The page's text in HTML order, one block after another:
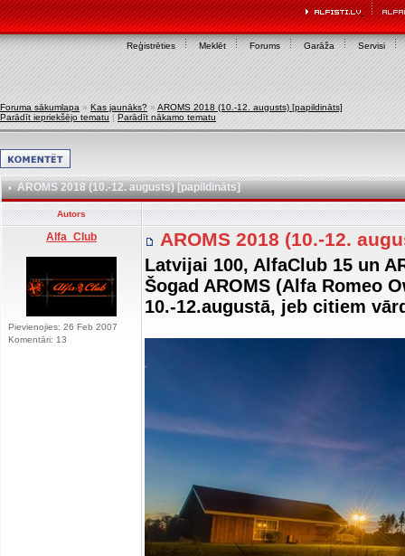
Reģistrēties Meklēt Forums Garāža Servisi
Foruma sākumlapa » Kas jaunāks? » AROMS 2018 (10.-12. augusts) [papildināts]
Parādīt iepriekšējo tematu | Parādīt nākamo tematu
AROMS 2018 (10.-12. augusts) [papildināts]
Autors
Alfa_Club
Pievienojies: 26 Feb 2007
Komentāri: 13
AROMS 2018 (10.-12.
Latvijai 100, AlfaClub 15 un
Šogad AROMS (Alfa Romeo
10.-12.augustā, jeb citiem